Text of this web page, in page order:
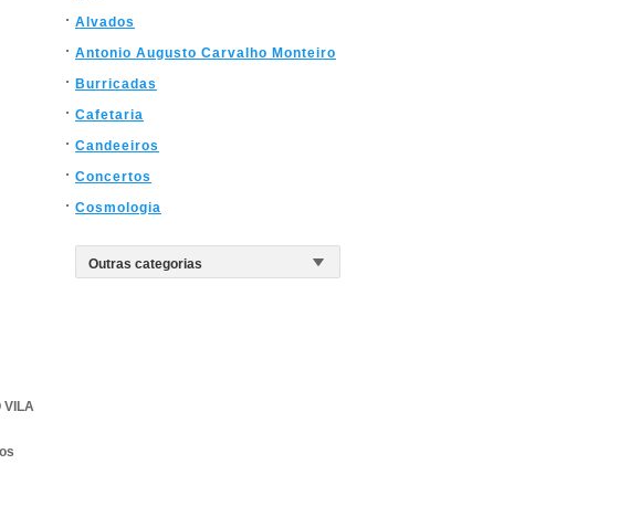
VILA
Alvados
Antonio Augusto Carvalho Monteiro
Burricadas
Cafetaria
Candeeiros
Concertos
Cosmologia